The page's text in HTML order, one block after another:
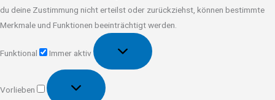
du deine Zustimmung nicht erteilst oder zurückziehst, können bestimmte
Merkmale und Funktionen beeinträchtigt werden.
Funktional
Immer aktiv
Vorlieben
Vorlieben